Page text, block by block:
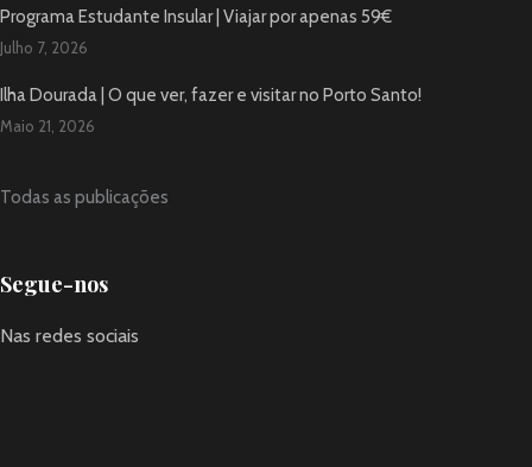
Programa Estudante Insular | Viajar por apenas 59€
Julho 7, 2026
Ilha Dourada | O que ver, fazer e visitar no Porto Santo!
Maio 21, 2026
Todas as publicações
Segue-nos
Nas redes sociais